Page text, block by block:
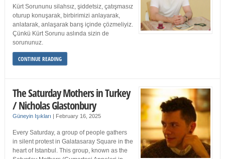
Kürt Sorununu silahsız, şiddetsiz, çatışmasız
oturup konuşarak, birbirimizi anlayarak,
anlatarak, anlaşarak barış içinde çözmeliyiz.
Çünkü Kürt Sorunu aslında sizin de
sorununuz.
CONTINUE READING
The Saturday Mothers in Turkey
/ Nicholas Glastonbury
Güneyin Işıkları | February 16, 2025
Every Saturday, a group of people gathers
in silent protest in Galatasaray Square in the
heart of Istanbul. This group, known as the